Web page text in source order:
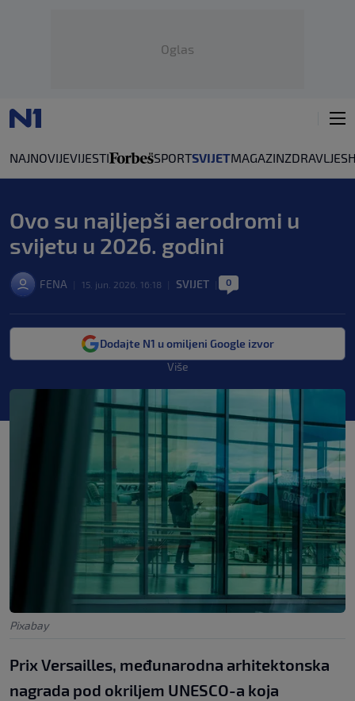
Oglas
NAJNOVIJEVIJESTI SPORTSVIJETMAGAZINZDRAVLJE
Ovo su najljepši aerodromi u
svijetu u 2026. godini
FENA 15. jun. 2026. 16:18 SVIJET 0
Dodajte N1 u omiljeni Google izvor
Više
Pixabay
Prix Versailles, međunarodna arhitektonska
nagrada pod okriljem UNESCO-a koja